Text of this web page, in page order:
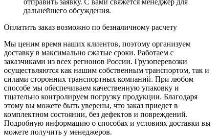
дальнейшего обсуждения.
Оплатить заказ возможно по безналичному расчету
Мы ценим время наших клиентов, поэтому организуем
доставку в максимально сжатые сроки. Работаем с
заказчиками из всех регионов России. Грузоперевозки
осуществляются как нашим собственным транспортом, так и
силами сторонних транспортных компаний. При любом
способе мы обеспечиваем качественную упаковку и
тщательно контролируем погрузку продукции. Благодаря
этому вы можете быть уверены, что заказ приедет в
комплектном состоянии, без дефектов и повреждений.
Подробную информацию о способах и условиях доставки вы
можете получить у менеджеров.